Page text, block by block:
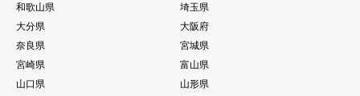
和歌山県
埼玉県
大分県
大阪府
奈良県
宮城県
宮崎県
富山県
山口県
山形県